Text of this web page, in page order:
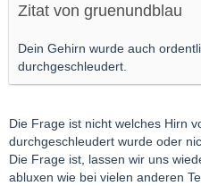
Zitat von gruenundblau
Dein Gehirn wurde auch
durchgeschleudert.
Die Frage ist nicht welches Hirn
durchgeschleudert wurde oder
Die Frage ist, lassen wir uns
abluxen wie bei vielen anderen